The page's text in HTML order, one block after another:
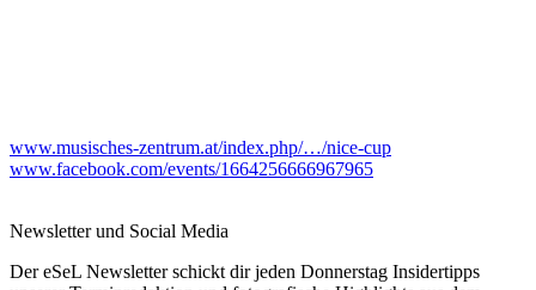
www.musisches-zentrum.at/index.php/…/nice-cup
www.facebook.com/events/1664256666967965
Newsletter und Social Media
Der eSeL Newsletter schickt dir jeden Donnerstag Insidertipps